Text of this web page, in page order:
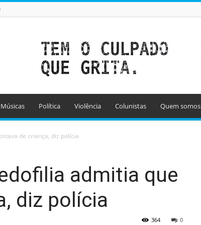
Músicas Política Violência Colunistas Quem somos
de criança, diz polícia
admitia que
diz polícia
0
364